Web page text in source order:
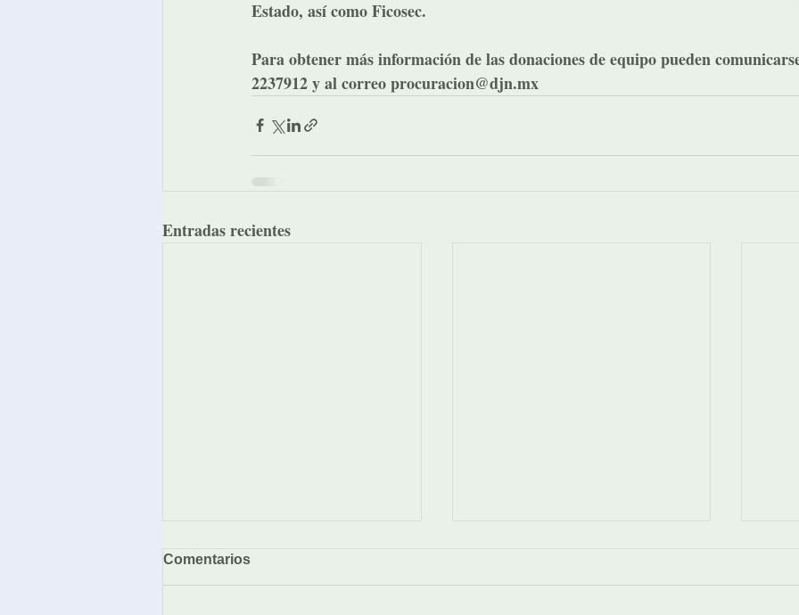
Estado, así como Ficosec.
Para obtener más información de las donaciones de equipo pueden
2237912 y al correo procuracion@djn.mx
Entradas recientes
Comentarios